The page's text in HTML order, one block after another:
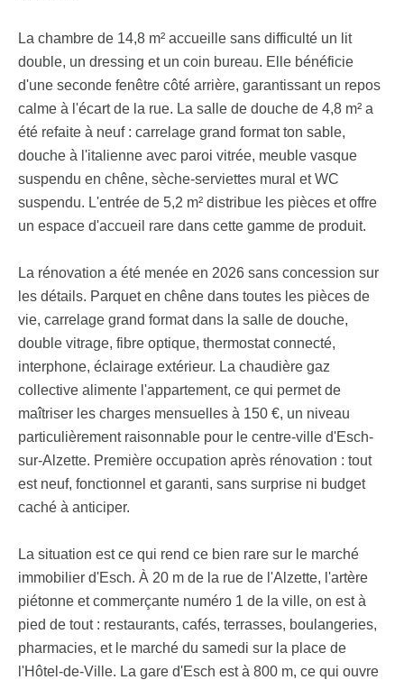
La chambre de 14,8 m² accueille sans difficulté un lit
double, un dressing et un coin bureau. Elle bénéficie
d'une seconde fenêtre côté arrière, garantissant un repos
calme à l'écart de la rue. La salle de douche de 4,8 m² a
été refaite à neuf : carrelage grand format ton sable,
douche à l'italienne avec paroi vitrée, meuble vasque
suspendu en chêne, sèche-serviettes mural et WC
suspendu. L'entrée de 5,2 m² distribue les pièces et offre
un espace d'accueil rare dans cette gamme de produit.
La rénovation a été menée en 2026 sans concession sur
les détails. Parquet en chêne dans toutes les pièces de
vie, carrelage grand format dans la salle de douche,
double vitrage, fibre optique, thermostat connecté,
interphone, éclairage extérieur. La chaudière gaz
collective alimente l'appartement, ce qui permet de
maîtriser les charges mensuelles à 150 €, un niveau
particulièrement raisonnable pour le centre-ville d'Esch-
sur-Alzette. Première occupation après rénovation : tout
est neuf, fonctionnel et garanti, sans surprise ni budget
caché à anticiper.
La situation est ce qui rend ce bien rare sur le marché
immobilier d'Esch. À 20 m de la rue de l'Alzette, l'artère
piétonne et commerçante numéro 1 de la ville, on est à
pied de tout : restaurants, cafés, terrasses, boulangeries,
pharmacies, et le marché du samedi sur la place de
l'Hôtel-de-Ville. La gare d'Esch est à 800 m, ce qui ouvre